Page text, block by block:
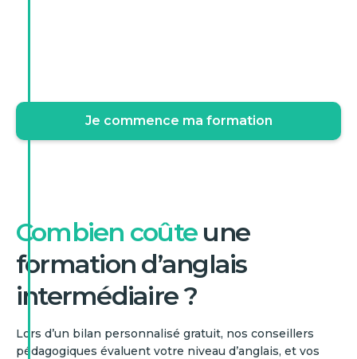
Je commence ma formation
Combien coûteune
formation d’anglais
intermédiaire ?
Lors d’un bilan personnalisé gratuit, nos conseillers
pédagogiques évaluent votre niveau d’anglais, et vos